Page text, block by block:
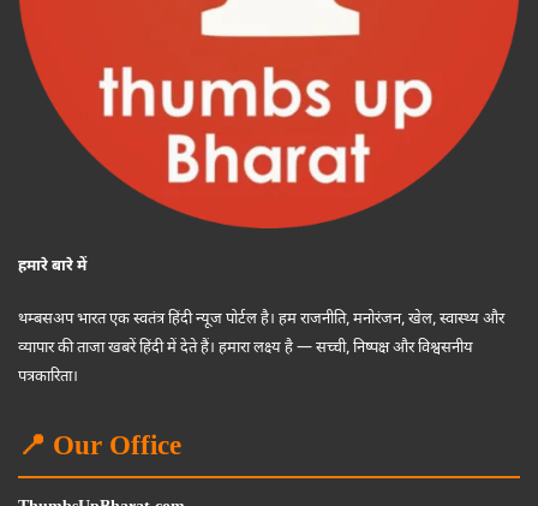
हमारे बारे में
थम्बसअप भारत एक स्वतंत्र हिंदी न्यूज पोर्टल है। हम राजनीति, मनोरंजन, खेल, स्वास्थ्य और
व्यापार की ताजा खबरें हिंदी में देते हैं। हमारा लक्ष्य है — सच्ची, निष्पक्ष और विश्वसनीय
पत्रकारिता।
📍 Our Office